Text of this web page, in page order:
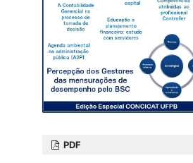
PDF